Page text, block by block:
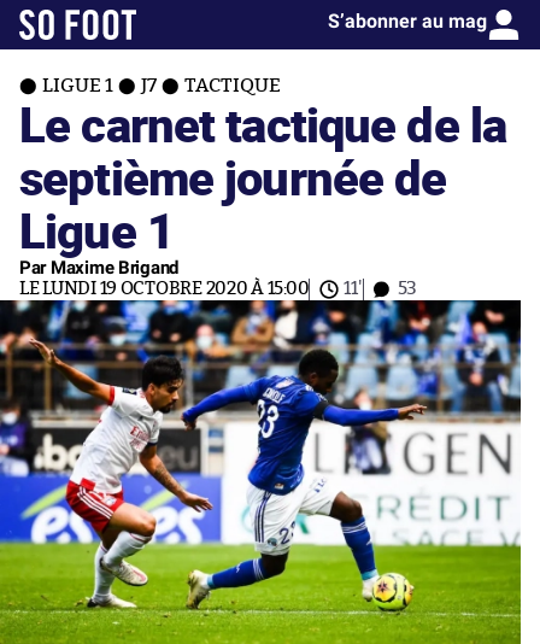
S’abonner au mag
LIGUE 1 J7 TACTIQUE
Le carnet tactique de la
septième journée de
Ligue 1
Par Maxime Brigand
LE LUNDI 19 OCTOBRE 2020 À 15:00 11' 53